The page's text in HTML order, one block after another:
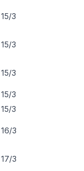
15/3
15/3
15/3
15/3
15/3
16/3
17/3